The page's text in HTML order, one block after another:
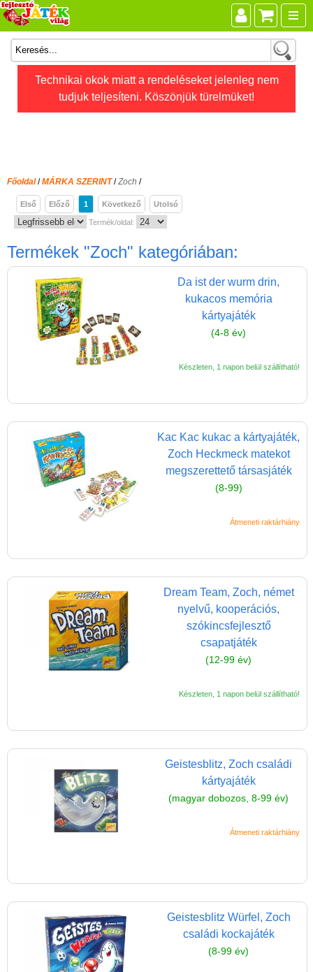
Technikai okok miatt a rendeléseket jelenleg nem
tudjuk teljesíteni. Köszönjük türelmüket!
Főoldal/MÁRKA SZERINT /Zoch /
Első Előző 1 Következő Utolsó
Termék/oldal:
Termékek "Zoch" kategóriában:
Da ist der wurm drin,
kukacos memória
kártyajáték
(4-8 év)
Készleten, 1 napon belül szállítható!
Kac Kac kukac a kártyajáték,
Zoch Heckmeck matekot
megszerettető társasjáték
(8-99)
Átmeneti raktárhiány
Dream Team, Zoch, német
nyelvű, kooperációs,
szókincsfejlesztő
csapatjáték
(12-99 év)
Készleten, 1 napon belül szállítható!
Geistesblitz, Zoch családi
kártyajáték
(magyar dobozos, 8-99 év)
Átmeneti raktárhiány
Geistesblitz Würfel, Zoch
családi kockajáték
(8-99 év)
Összes játék
Játékok életkor szerint
Bébijátékok
Diafilm
Építőjáték
Foglalkoztató füzet
Fajátékok
Játék hangszer
Futóbiciklik, rollerek
Gyerekszoba
Kerti játékok
LOGICO
Magyar játékok
Montessori játékok
Okos partijátékok
Pasztell játékok
Papírszínház
Pixelhobby
kalandozás
Szerepjáték
(baba,autó,konyha,épület,..)